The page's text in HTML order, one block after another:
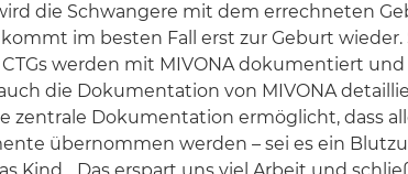
die Schwangere mit dem errechneten
im besten Fall erst zur Geburt
werden mit MIVONA dokumentiert
die Dokumentation von MIVONA
zentrale Dokumentation ermöglicht,
übernommen werden – sei es ein